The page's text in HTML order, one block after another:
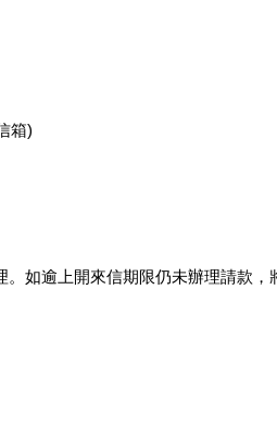
箱)
如逾上開來信期限仍未辦理請款